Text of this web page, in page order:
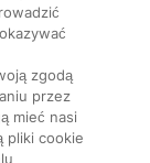
zgodą
przez
mieć nasi
pliki cookie